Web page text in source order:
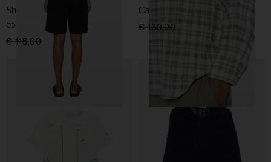
Shorts da pigiama in misto
cotone
€ 115,00 € 80,00
Camicia in cotone
€ 130,00